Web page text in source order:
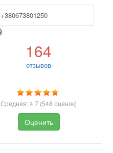
+380673801250
164
отзывов
Средняя:4.7 (548 оценок)
Оценить